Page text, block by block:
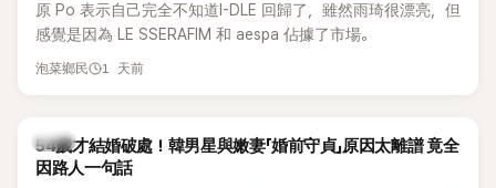
原 Po 表示自己完全不知道I-DLE 回歸了，雖然雨琦很漂亮，但
感覺是因為 LE SSERAFIM 和 aespa 佔據了市場。
泡菜鄉民 1 天前
韓星
54歲才結婚破處！韓男星與嫩妻「婚前守貞」原因太離譜 竟全
因路人一句話